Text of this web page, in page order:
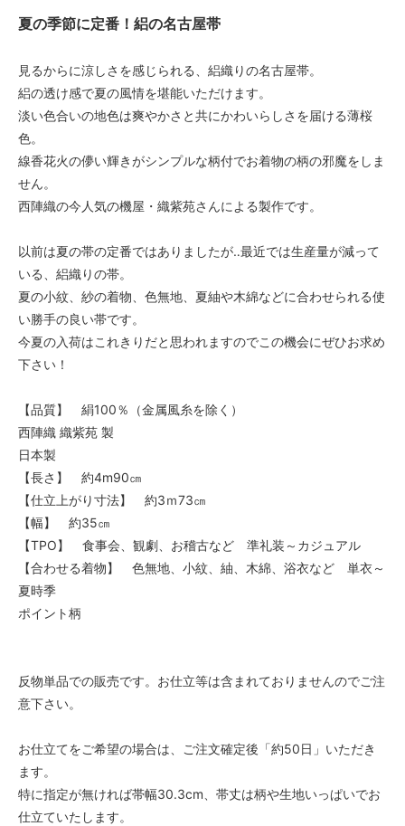
夏の季節に定番！絽の名古屋帯
見るからに涼しさを感じられる、絽織りの名古屋帯。
絽の透け感で夏の風情を堪能いただけます。
淡い色合いの地色は爽やかさと共にかわいらしさを届ける薄桜
色。
線香花火の儚い輝きがシンプルな柄付でお着物の柄の邪魔をしま
せん。
西陣織の今人気の機屋・織紫苑さんによる製作です。
以前は夏の帯の定番ではありましたが‥最近では生産量が減って
いる、絽織りの帯。
夏の小紋、紗の着物、色無地、夏紬や木綿などに合わせられる使
い勝手の良い帯です。
今夏の入荷はこれきりだと思われますのでこの機会にぜひお求め
下さい！
【品質】 絹100％（金属風糸を除く）
西陣織 織紫苑 製
日本製
【長さ】 約4m90㎝
【仕立上がり寸法】 約3ｍ73㎝
【幅】 約35㎝
【TPO】 食事会、観劇、お稽古など 準礼装～カジュアル
【合わせる着物】 色無地、小紋、紬、木綿、浴衣など 単衣～
夏時季
ポイント柄
反物単品での販売です。お仕立等は含まれておりませんのでご注
意下さい。
お仕立てをご希望の場合は、ご注文確定後「約50日」いただき
ます。
特に指定が無ければ帯幅30.3cm、帯丈は柄や生地いっぱいでお
仕立ていたします。